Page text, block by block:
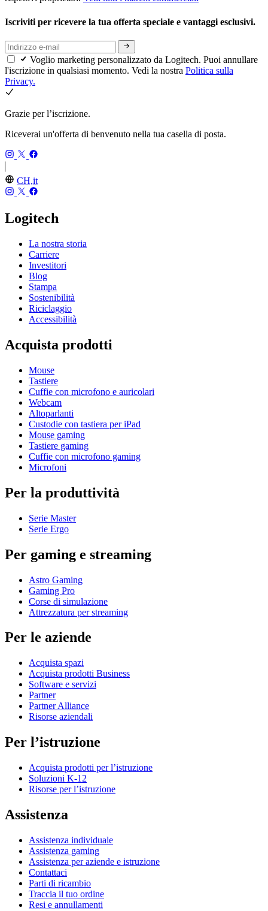
Iscriviti per ricevere la tua offerta speciale e vantaggi esclusivi.
Voglio marketing personalizzato da Logitech. Puoi annullare
l'iscrizione in qualsiasi momento. Vedi la nostra Politica sulla
Privacy.
Grazie per l’iscrizione.
Riceverai un'offerta di benvenuto nella tua casella di posta.
CH,it
Logitech
La nostra storia
Carriere
Investitori
Blog
Stampa
Sostenibilità
Riciclaggio
Accessibilità
Acquista prodotti
Mouse
Tastiere
Cuffie con microfono e auricolari
Webcam
Altoparlanti
Custodie con tastiera per iPad
Mouse gaming
Tastiere gaming
Cuffie con microfono gaming
Microfoni
Per la produttività
Serie Master
Serie Ergo
Per gaming e streaming
Astro Gaming
Gaming Pro
Corse di simulazione
Attrezzatura per streaming
Per le aziende
Acquista spazi
Acquista prodotti Business
Software e servizi
Partner
Partner Alliance
Risorse aziendali
Per l’istruzione
Acquista prodotti per l’istruzione
Soluzioni K-12
Risorse per l’istruzione
Assistenza
Assistenza individuale
Assistenza gaming
Assistenza per aziende e istruzione
Contattaci
Parti di ricambio
Traccia il tuo ordine
Resi e annullamenti